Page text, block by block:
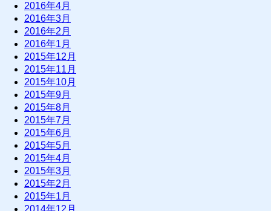
2016年4月
2016年3月
2016年2月
2016年1月
2015年12月
2015年11月
2015年10月
2015年9月
2015年8月
2015年7月
2015年6月
2015年5月
2015年4月
2015年3月
2015年2月
2015年1月